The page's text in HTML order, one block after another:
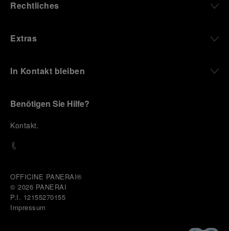
Rechtliches
Extras
In Kontakt bleiben
Benötigen Sie Hilfe?
Kontakt.
OFFICINE PANERAI®
© 2026 PANERAI
P.I. 12155270155
Impressum